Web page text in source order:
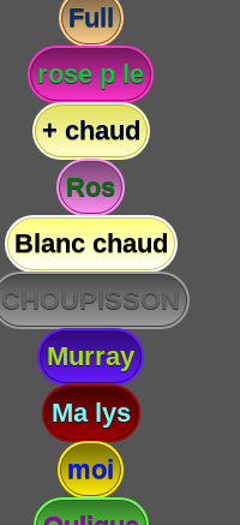
Full
rose p le
+ chaud
Ros
Blanc chaud
CHOUPISSON
Murray
Ma lys
moi